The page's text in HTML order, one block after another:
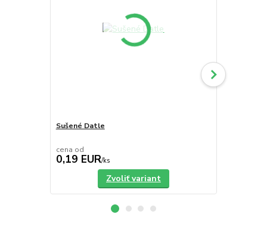
Sušené Datle
cena od
0,19 EUR/ks
Zvoliť variant